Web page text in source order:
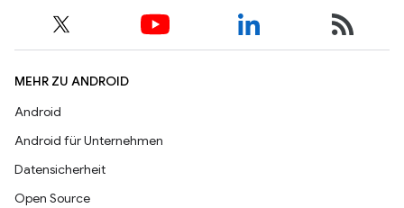
MEHR ZU ANDROID
Android
Android für Unternehmen
Datensicherheit
Open Source